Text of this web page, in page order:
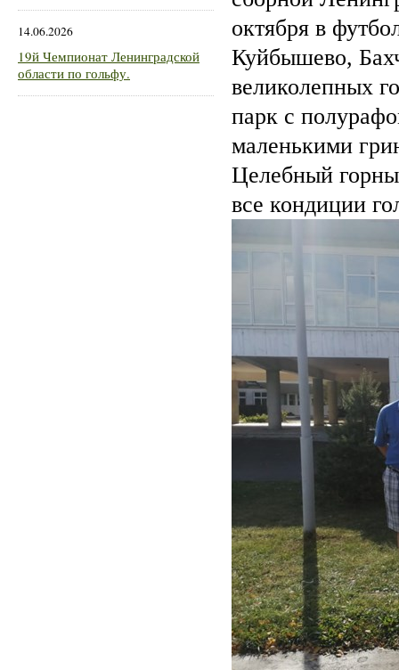
14.06.2026
19й Чемпионат Ленинградской
области по гольфу.
октября в
Куйбышево,
великолепных
парк с
маленькими
Целебный
все кондиции